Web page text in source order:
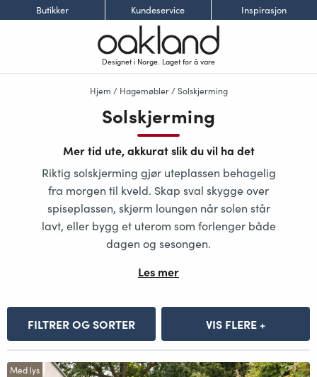
Butikker Kundeservice Inspirasjon
Designet i Norge. Laget for å vare
Hjem / Hagemøbler/ Solskjerming
Solskjerming
Mer tid ute, akkurat slik du vil ha det
Riktig solskjerming gjør uteplassen behagelig
fra morgen til kveld. Skap sval skygge over
spiseplassen, skjerm loungen når solen står
lavt, eller bygg et uterom som forlenger både
dagen og sesongen.
Les mer
FILTRER OG SORTER VIS FLERE +
Med lys